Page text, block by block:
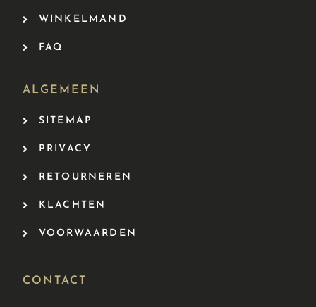
WINKELMAND
FAQ
ALGEMEEN
SITEMAP
PRIVACY
RETOURNEREN
KLACHTEN
VOORWAARDEN
CONTACT